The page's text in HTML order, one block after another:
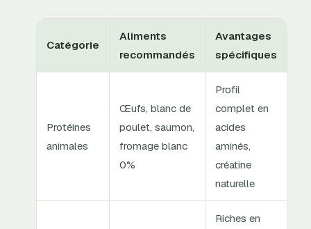
Catégorie
Aliments
recommandés
Avantages
spécifiques
Protéines
animales
Œufs, blanc de
poulet, saumon,
fromage blanc
0%
Profil
complet en
acides
aminés,
créatine
naturelle
Riches en